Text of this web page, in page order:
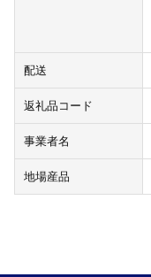
配送
返礼品コード
事業者名
地場産品